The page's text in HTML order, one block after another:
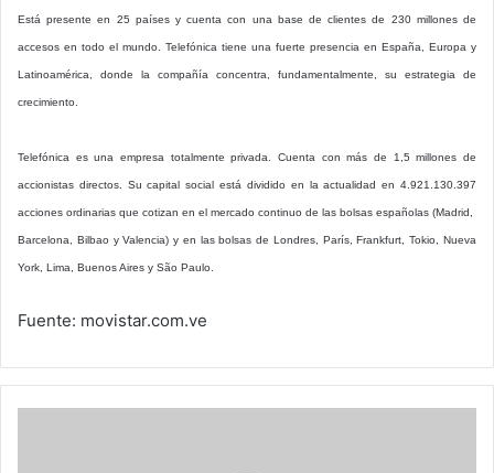
Está presente en 25 países y cuenta con una base de clientes de 230 millones de
accesos en todo el mundo. Telefónica tiene una fuerte presencia en España, Europa y
Latinoamérica, donde la compañía concentra, fundamentalmente, su estrategia de
crecimiento.
Telefónica es una empresa totalmente privada. Cuenta con más de 1,5 millones de
accionistas directos. Su capital social está dividido en la actualidad en 4.921.130.397
acciones ordinarias que cotizan en el mercado continuo de las bolsas españolas (Madrid,
Barcelona, Bilbao y Valencia) y en las bolsas de Londres, París, Frankfurt, Tokio, Nueva
York, Lima, Buenos Aires y São Paulo.
Fuente: movistar.com.ve